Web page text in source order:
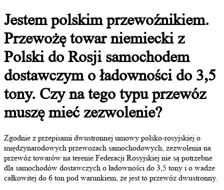
Jestem polskim przewoźnikiem.
Przewożę towar niemiecki z
Polski do Rosji samochodem
dostawczym o ładowności do 3,5
tony. Czy na tego typu przewóz
muszę mieć zezwolenie?
Zgodnie z przepisami dwustronnej umowy polsko-rosyjskiej o
międzynarodowych przewozach samochodowych, zezwolenia na
przewóz towarów na terenie Federacji Rosyjskiej nie są potrzebne
dla samochodów dostawczych o ładowności do 3,5 tony i o wadze
całkowitej do 6 ton pod warunkiem, że jest to przewóz dwustronny.